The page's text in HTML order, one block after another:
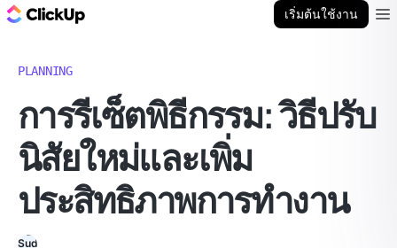
เริ่มต้นใช้งาน
PLANNING
การรีเซ็ตพิธีกรรม: วิธีปรับ
นิสัยใหม่และเพิ่ม
ประสิทธิภาพการทำงาน